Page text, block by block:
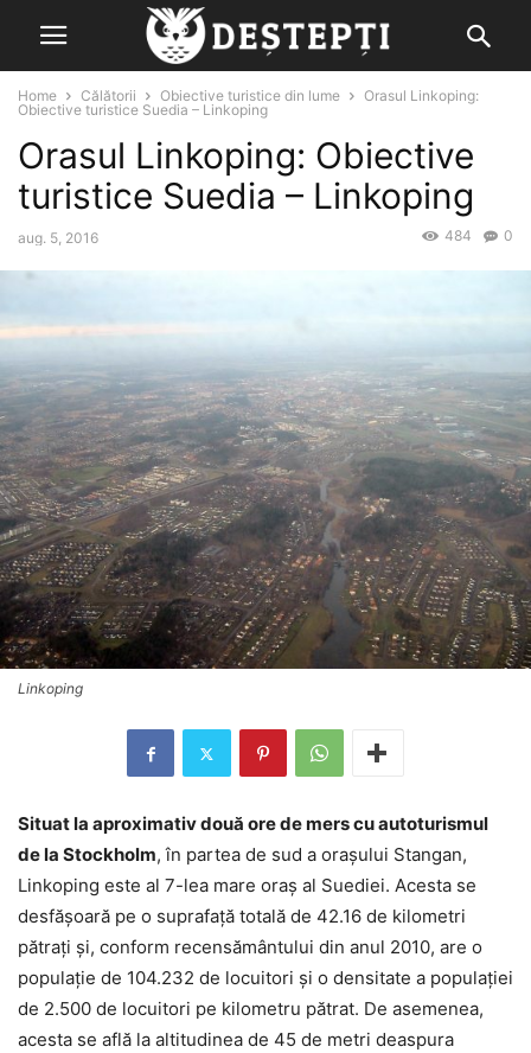
Home Călătorii Obiective turistice din lume
Orasul Linkoping:
Obiective turistice Suedia – Linkoping
Orasul Linkoping: Obiective
turistice Suedia – Linkoping
aug. 5, 2016 0
484
Linkoping
Situat la aproximativ două ore de mers cu autoturismul
de la Stockholm, în partea de sud a orașului Stangan,
Linkoping este al 7-lea mare oraș al Suediei. Acesta se
desfășoară pe o suprafață totală de 42.16 de kilometri
pătrați și, conform recensământului din anul 2010, are o
populație de 104.232 de locuitori și o densitate a populației
de 2.500 de locuitori pe kilometru pătrat. De asemenea,
acesta se află la altitudinea de 45 de metri deaspura